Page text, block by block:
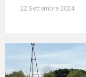
22 Settembre 2024